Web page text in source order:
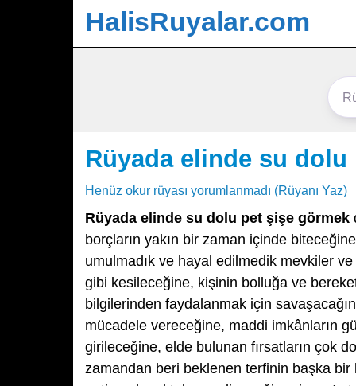
HalisRuyalar.com
Rüyada elinde su
Henüz okur rüyası yorumlanmadı (Rüyanı Yaz)
Rüyada elinde su dolu pet şişe görmek
borçların yakın bir zaman içinde
umulmadık ve hayal edilmedik mevkiler
gibi kesileceğine, kişinin bolluğa ve
bilgilerinden faydalanmak için
mücadele vereceğine, maddi imkânların
girileceğine, elde bulunan fırsatların çok
zamandan beri beklenen terfinin başka bir